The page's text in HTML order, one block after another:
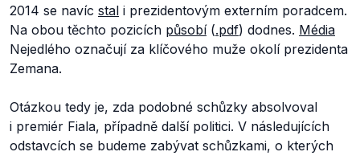
2014 se navíc stal i prezidentovým externím poradcem.
Na obou těchto pozicích působí(.pdf) dodnes. Média
Nejedlého označují za klíčového muže okolí prezidenta
Zemana.
Otázkou tedy je, zda podobné schůzky absolvoval
i premiér Fiala, případně další politici. V následujících
odstavcích se budeme zabývat schůzkami, o kterých